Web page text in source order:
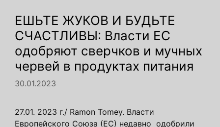
ЕШЬТЕ ЖУКОВ И БУДЬТЕ
СЧАСТЛИВЫ: ​​Власти ЕС
одобряют сверчков и мучных
червей в продуктах питания
30.01.2023
27.01. 2023 г./ Ramon Tomey. Власти
Европейского Союза (ЕС) недавно одобрили